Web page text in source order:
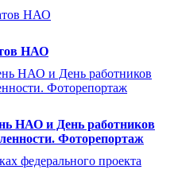
НАО
НАО и День работников
Фоторепортаж